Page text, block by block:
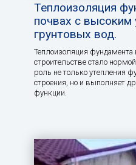
Теплоизоляция
почвах с высоким
грунтовых вод.
Теплоизоляция
строительстве стало
роль не только утепления
строения, но и выполняет
функции.